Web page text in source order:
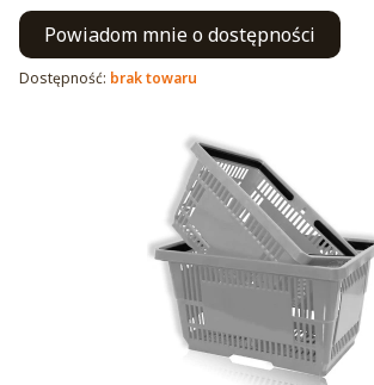
Powiadom mnie o dostępności
Dostępność: brak towaru